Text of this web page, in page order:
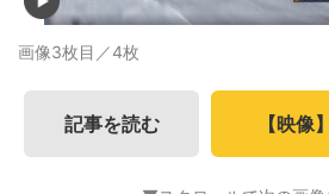
画像3枚目／4枚
記事を読む 【映